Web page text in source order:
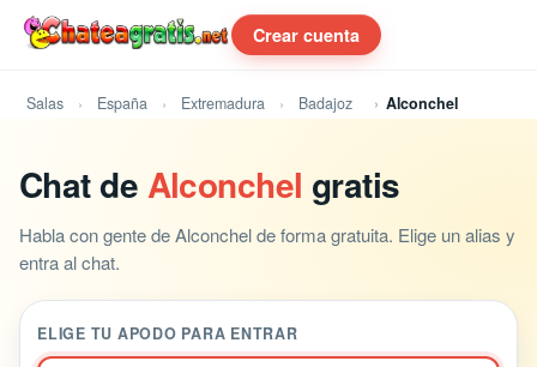
Crear cuenta
Salas España Extremadura Badajoz Alconchel
Chat de Alconchel gratis
Habla con gente de Alconchel de forma gratuita. Elige un alias y
entra al chat.
ELIGE TU APODO PARA ENTRAR